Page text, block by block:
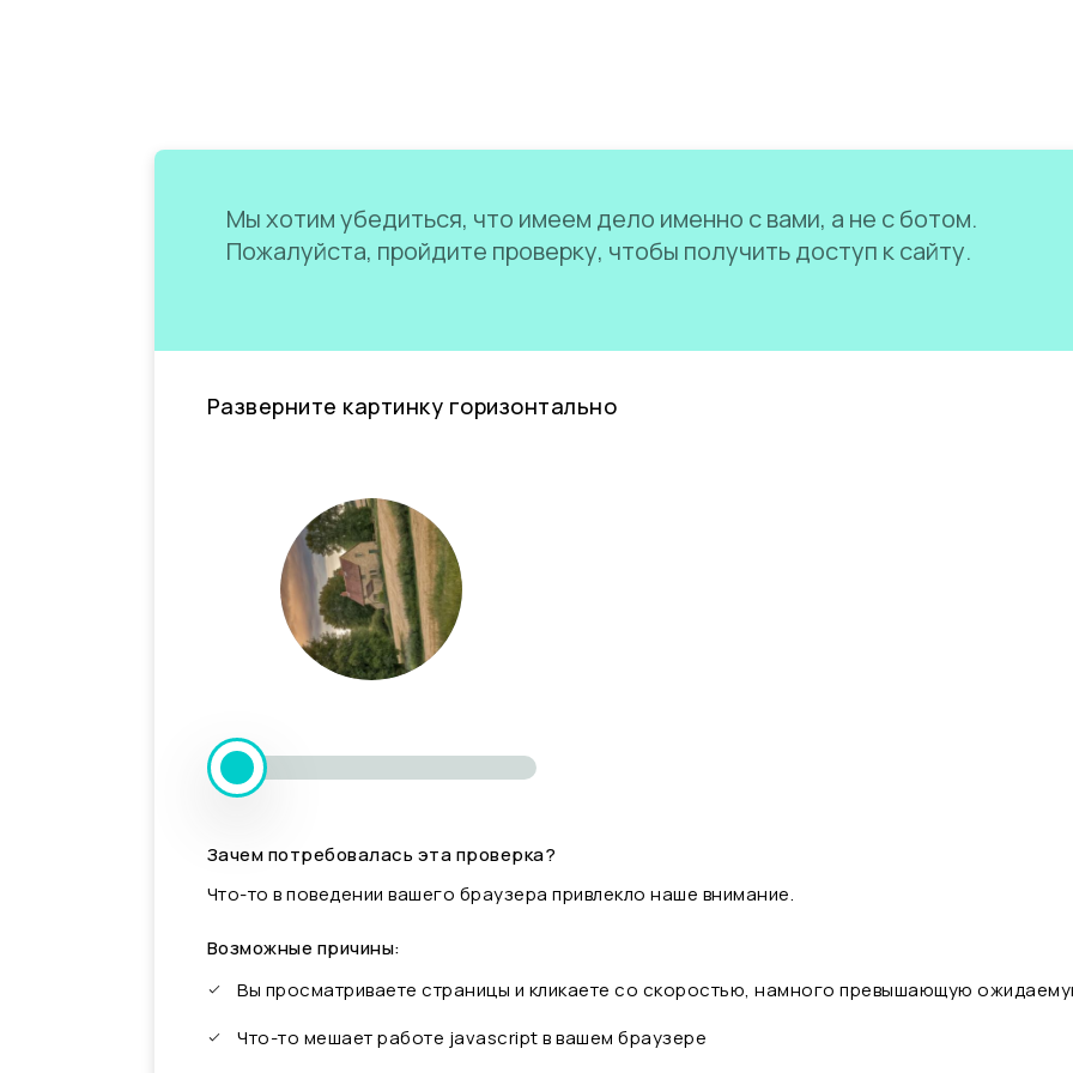
Мы хотим убедиться, что имеем дело именно с вами, а не с ботом.
Пожалуйста, пройдите проверку, чтобы получить доступ к сайту.
Разверните картинку горизонтально
Зачем потребовалась эта проверка?
Что-то в поведении вашего браузера привлекло наше внимание.
Возможные причины:
Вы просматриваете страницы и кликаете со скоростью, намного превышающую
Что-то мешает работе javascript в вашем браузере